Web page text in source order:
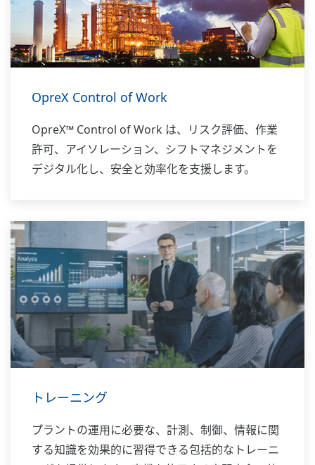
OpreX Control of Work
OpreX™ Control of Work は、リスク評価、作業
許可、アイソレーション、シフトマネジメントを
デジタル化し、安全と効率化を支援します。
トレーニング
プラントの運用に必要な、計測、制御、情報に関
する知識を効果的に習得できる包括的なトレーニ